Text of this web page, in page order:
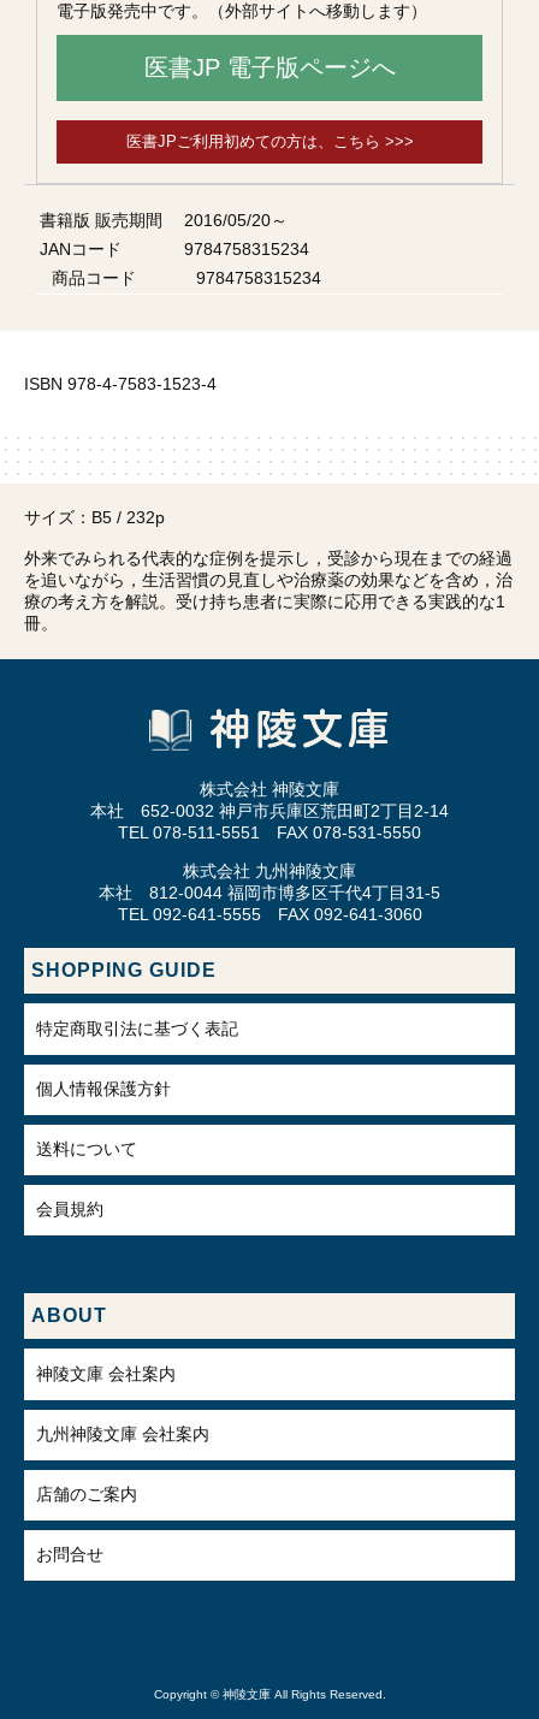
電子版発売中です。（外部サイトへ移動します）
医書JP 電子版ページへ
医書JPご利用初めての方は、こちら >>>
書籍版 販売期間
2016/05/20～
JANコード
9784758315234
商品コード
9784758315234
ISBN 978-4-7583-1523-4
サイズ：B5 / 232p
外来でみられる代表的な症例を提示し，受診から現在までの経過
を追いながら，生活習慣の見直しや治療薬の効果などを含め，治
療の考え方を解説。受け持ち患者に実際に応用できる実践的な1
冊。
株式会社 神陵文庫
本社 652-0032 神戸市兵庫区荒田町2丁目2-14
TEL 078-511-5551 FAX 078-531-5550
株式会社 九州神陵文庫
本社 812-0044 福岡市博多区千代4丁目31-5
TEL 092-641-5555 FAX 092-641-3060
SHOPPING GUIDE
特定商取引法に基づく表記
個人情報保護方針
送料について
会員規約
ABOUT
神陵文庫 会社案内
九州神陵文庫 会社案内
店舗のご案内
お問合せ
Copyright © 神陵文庫 All Rights Reserved.